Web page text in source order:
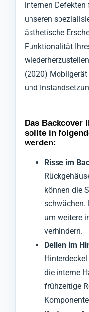
internen Defekten
unseren
ästhetische
Funktionalität
(2020)
und
Das Backcover
sollte in
werden:
Risse im
können die
schwächen.
um weitere
verhindern.
Dellen im
die interne
frühzeitige